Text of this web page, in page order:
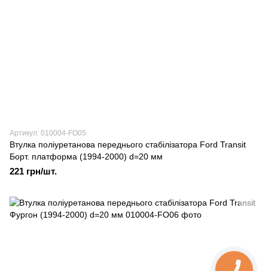
Артикул: 010004-FO05
Втулка поліуретанова переднього стабілізатора Ford Transit
Борт. платформа (1994-2000) d=20 мм
221 грн/шт.